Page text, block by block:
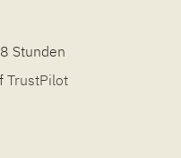
Stunden
TrustPilot